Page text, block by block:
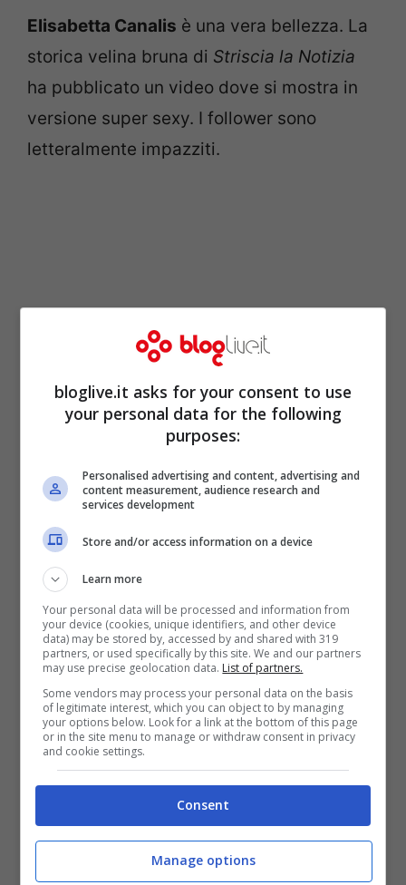
Elisabetta Canalis è una vera bellezza. La
storica velina bruna di Striscia la Notizia
ha pubblicato un video dove si mostra in
versione super sexy. I follower sono
letteralmente impazziti.
La Canalis si mostra spesso senza veli su
Instagram. D’altronde il suo fisico
mozzafiato e gli occhi da cerbiatto sono
fatti per essere ammirati, impossibile
rimanere indifferenti. Elisabetta è una
divinità: eccola mentre, dall’asciugamano
al due pezzi in pizzo, si fa riprendere
seminuda, in una posa da diva.
Elisabetta Canalis: gli anni
non passano mai,
bloglive.it asks for your consent to use
your personal data for the following
purposes:
Personalised advertising and content, advertising and
content measurement, audience research and
services development
Store and/or access information on a device
Learn more
Your personal data will be processed and information from
your device (cookies, unique identifiers, and other device
data) may be stored by, accessed by and shared with 319
partners, or used specifically by this site. We and our partners
may use precise geolocation data. List of partners.
Some vendors may process your personal data on the basis
of legitimate interest, which you can object to by managing
your options below. Look for a link at the bottom of this page
or in the site menu to manage or withdraw consent in privacy
and cookie settings.
Consent
Manage options